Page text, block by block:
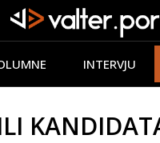
INTERVJU